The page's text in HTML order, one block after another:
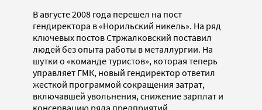
В августе 2008 года перешел на пост
гендиректора в «Норильский никель». На ряд
ключевых постов Стржалковский поставил
людей без опыта работы в металлургии. На
шутки о «команде туристов», которая теперь
управляет ГМК, новый гендиректор ответил
жесткой программой сокращения затрат,
включавшей увольнения, снижение зарплат и